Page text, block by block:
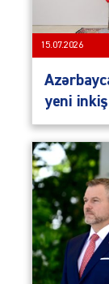
15.07.2026
yeni